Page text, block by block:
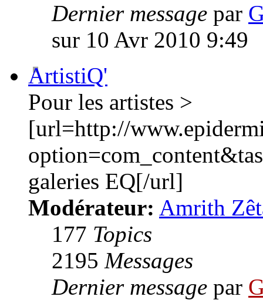
Dernier message par
sur 10 Avr 2010 9:49
ArtistiQ'
Pour les artistes >
[url=http://
galeries EQ[/url]
Modérateur: Amrith
177 Topics
2195 Messages
Dernier message par